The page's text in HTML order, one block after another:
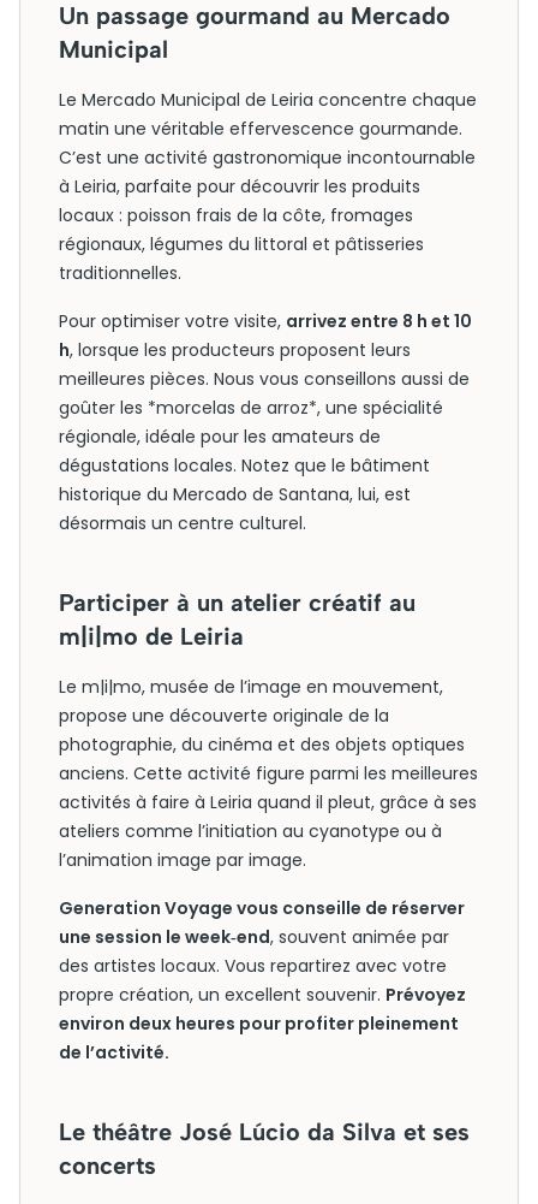
Un passage gourmand au Mercado
Municipal
Le Mercado Municipal de Leiria concentre chaque
matin une véritable effervescence gourmande.
C’est une activité gastronomique incontournable
à Leiria, parfaite pour découvrir les produits
locaux : poisson frais de la côte, fromages
régionaux, légumes du littoral et pâtisseries
traditionnelles.
Pour optimiser votre visite, arrivez entre 8 h et 10
h, lorsque les producteurs proposent leurs
meilleures pièces. Nous vous conseillons aussi de
goûter les *morcelas de arroz*, une spécialité
régionale, idéale pour les amateurs de
dégustations locales. Notez que le bâtiment
historique du Mercado de Santana, lui, est
désormais un centre culturel.
Participer à un atelier créatif au
m|i|mo de Leiria
Le m|i|mo, musée de l’image en mouvement,
propose une découverte originale de la
photographie, du cinéma et des objets optiques
anciens. Cette activité figure parmi les meilleures
activités à faire à Leiria quand il pleut, grâce à ses
ateliers comme l’initiation au cyanotype ou à
l’animation image par image.
Generation Voyage vous conseille de réserver
une session le week‑end, souvent animée par
des artistes locaux. Vous repartirez avec votre
propre création, un excellent souvenir. Prévoyez
environ deux heures pour profiter pleinement
de l’activité.
Le théâtre José Lúcio da Silva et ses
concerts